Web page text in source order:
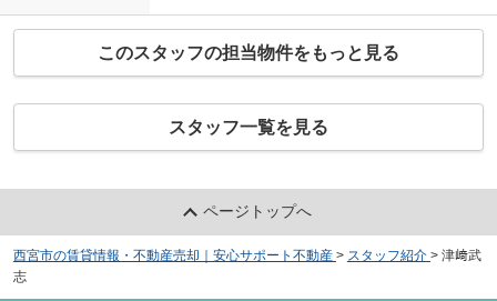
このスタッフの担当物件をもっと見る
スタッフ一覧を見る
ページトップへ
西宮市の賃貸情報・不動産売却｜安心サポート不動産 > スタッフ紹介 > 津﨑武
志